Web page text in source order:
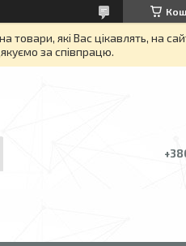
які Вас цікавлять, на
за співпрацю.